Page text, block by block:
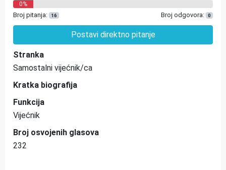
0%
Broj pitanja: 16 Broj odgovora: 0
Postavi direktno pitanje
Stranka
Samostalni vijećnik/ca
Kratka biografija
Funkcija
Vijećnik
Broj osvojenih glasova
232